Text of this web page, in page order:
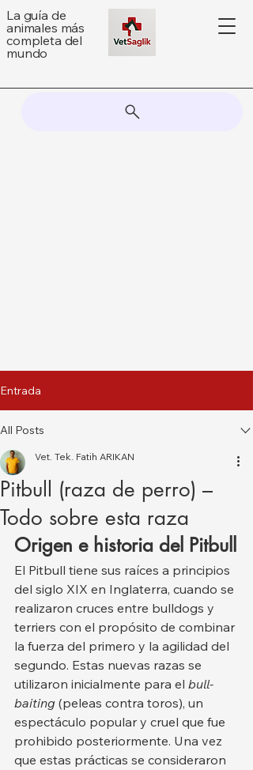
La guía de
animales más
completa del
mundo
Entrada
All Posts
Pitbull (raza de perro) –
Todo sobre esta raza
Vet. Tek. Fatih ARIKAN
Origen e historia del Pitbull
El Pitbull tiene sus raíces a principios
del siglo XIX en Inglaterra, cuando se
realizaron cruces entre bulldogs y
terriers con el propósito de combinar
la fuerza del primero y la agilidad del
segundo. Estas nuevas razas se
utilizaron inicialmente para el bull-
baiting (peleas contra toros), un
espectáculo popular y cruel que fue
prohibido posteriormente. Una vez
que estas prácticas se consideraron